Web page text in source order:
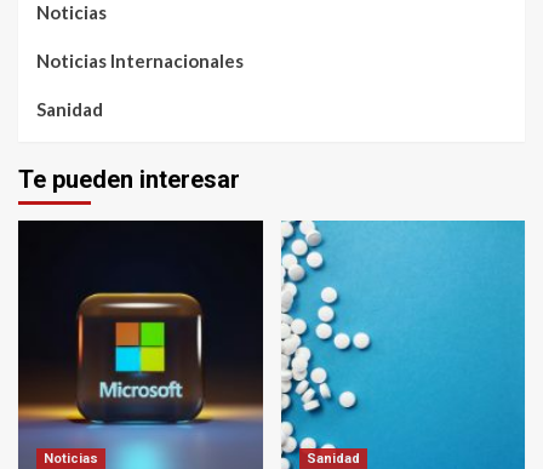
Noticias
Noticias Internacionales
Sanidad
Te pueden interesar
Noticias Sanidad